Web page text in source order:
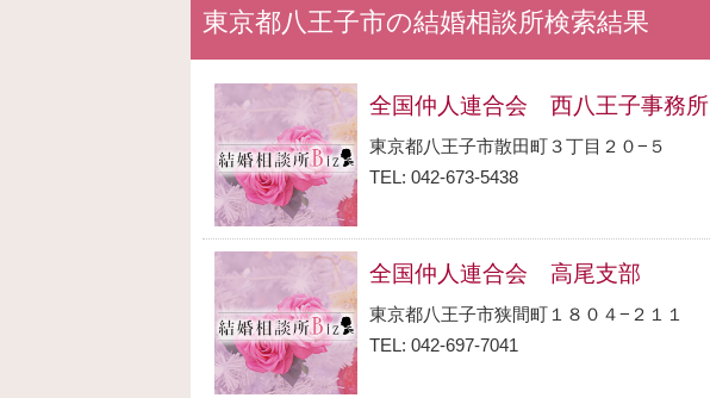
東京都八王子市の結婚相談所検索結果
全国仲人連合会 西八王子事務所
東京都八王子市散田町３丁目２０−５
TEL: 042-673-5438
全国仲人連合会 高尾支部
東京都八王子市狭間町１８０４−２１１
TEL: 042-697-7041